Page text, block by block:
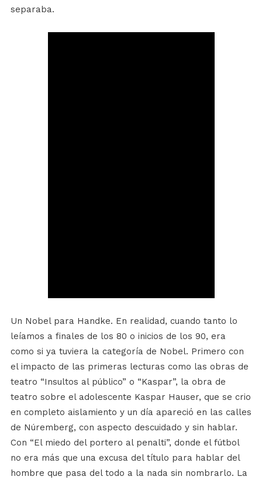
separaba.
Un Nobel para Handke. En realidad, cuando tanto lo
leíamos a finales de los 80 o inicios de los 90, era
como si ya tuviera la categoría de Nobel. Primero con
el impacto de las primeras lecturas como las obras de
teatro “Insultos al público” o “Kaspar”, la obra de
teatro sobre el adolescente Kaspar Hauser, que se crio
en completo aislamiento y un día apareció en las calles
de Núremberg, con aspecto descuidado y sin hablar.
Con “El miedo del portero al penalti”, donde el fútbol
no era más que una excusa del título para hablar del
hombre que pasa del todo a la nada sin nombrarlo. La